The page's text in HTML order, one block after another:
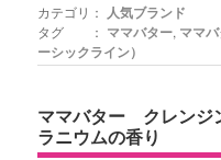
カテゴリ： 人気ブランド
タグ ： ママバター, ママ
ーシックライン）
ママバター クレンジ
ラニウムの香り